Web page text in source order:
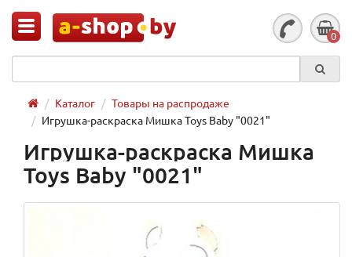
0
Каталог
Товары на распродаже
Игрушка-раскраска Мишка Toys Baby "0021"
Игрушка-раскраска Мишка
Toys Baby "0021"